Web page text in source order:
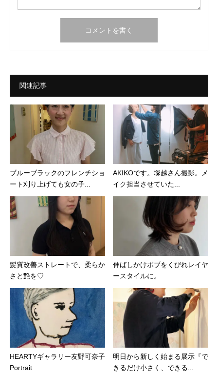
関連記事
ブルーブラックのフレンチショ
ート刈り上げても女の子...
AKIKOです。塚越さん撮影。メ
イク担当させていた...
髪質改善ストレートで、柔らか
さと艶を♡
伸ばしかけボブをくびれレイヤ
ースタイルに。
HEARTYギャラリー友野可奈子
Portrait
明日から新しく始まる展示『で
きるだけ小さく、できる...